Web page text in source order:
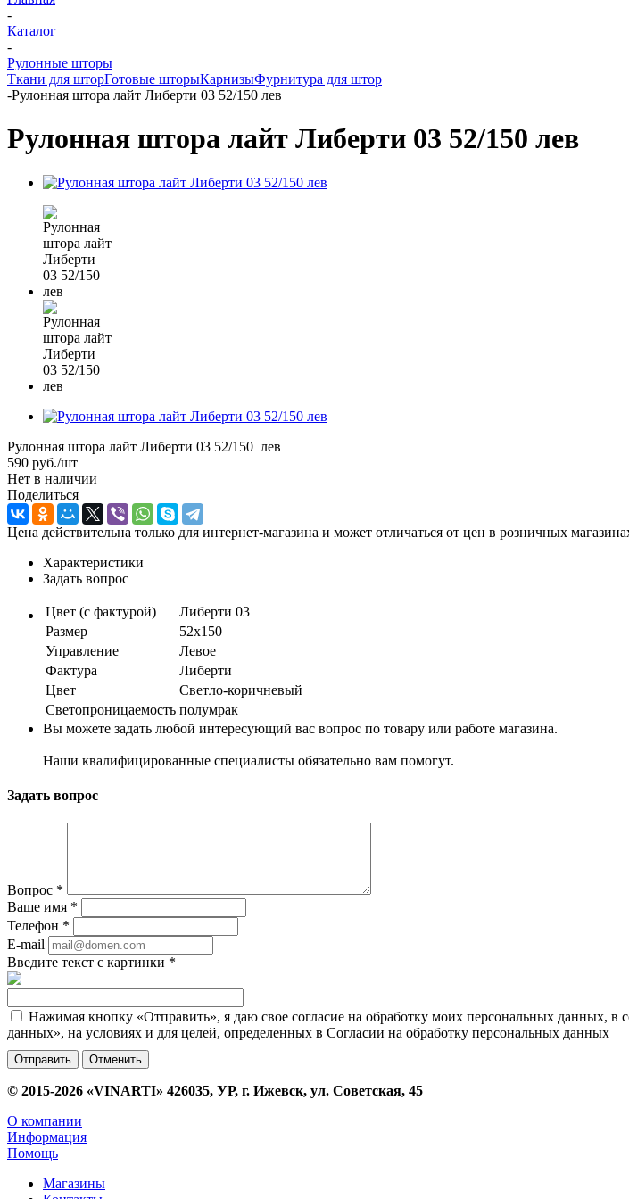
-
Каталог
-
Рулонные шторы
Ткани для шторГотовые шторыКарнизыФурнитура для штор
-Рулонная штора лайт Либерти 03 52/150 лев
Рулонная штора лайт Либерти 03 52/150 лев
Рулонная штора лайт Либерти 03 52/150 лев
590 руб./шт
Нет в наличии
Поделиться
Цена действительна только для интернет-магазина и может отличаться от цен в розничных
Характеристики
Задать вопрос
Цвет (с фактурой)
Либерти 03
Размер
52х150
Управление
Левое
Фактура
Либерти
Цвет
Светло-коричневый
Светопроницаемость полумрак
Вы можете задать любой интересующий вас вопрос по товару или работе магазина.
Наши квалифицированные специалисты обязательно вам помогут.
Задать вопрос
Вопрос *
Ваше имя *
Телефон *
E-mail
Введите текст с картинки *
Нажимая кнопку «Отправить», я даю свое согласие на обработку моих персональных данных,
данных», на условиях и для целей, определенных в Согласии на обработку персональных данных
Отменить
© 2015-2026 «VINARTI» 426035, УР, г. Ижевск, ул. Советская, 45
О компании
Информация
Помощь
Магазины